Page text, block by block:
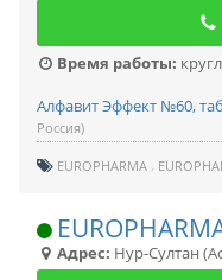
Время работы:
Алфавит Эффект №60,
Россия)
EUROPHARMA
Адрес: Нур-Султан